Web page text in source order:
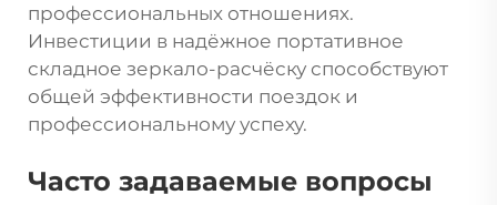
профессиональных отношениях.
Инвестиции в надёжное портативное
складное зеркало-расчёску способствуют
общей эффективности поездок и
профессиональному успеху.
Часто задаваемые вопросы